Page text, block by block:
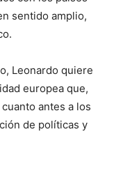
sentido amplio,
Leonardo quiere
europea que,
antes a los
de políticas y